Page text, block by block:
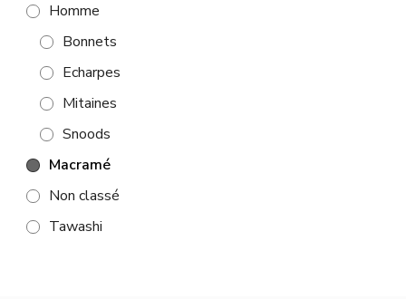
Homme
Bonnets
Echarpes
Mitaines
Snoods
Macramé
Non classé
Tawashi